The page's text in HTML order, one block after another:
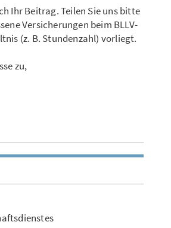
Ihr Beitrag. Teilen Sie uns bitte
Versicherungen beim BLLV-
(z. B. Stundenzahl) vorliegt.
zu,